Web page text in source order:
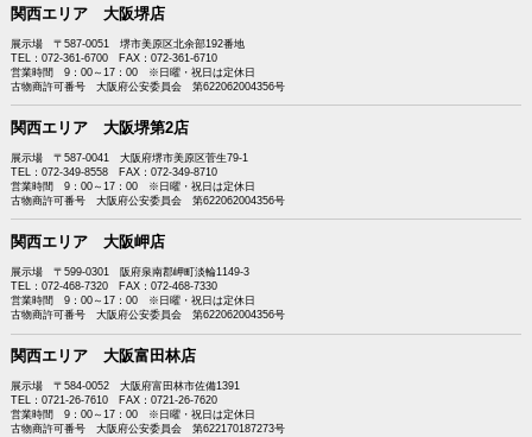
関西エリア 大阪堺店
展示場 〒587-0051 堺市美原区北余部192番地
TEL：072-361-6700 FAX：072-361-6710
営業時間 9：00～17：00 ※日曜・祝日は定休日
古物商許可番号 大阪府公安委員会 第622062004356号
関西エリア 大阪堺第2店
展示場 〒587-0041 大阪府堺市美原区菅生79-1
TEL：072-349-8558 FAX：072-349-8710
営業時間 9：00～17：00 ※日曜・祝日は定休日
古物商許可番号 大阪府公安委員会 第622062004356号
関西エリア 大阪岬店
展示場 〒599-0301 阪府泉南郡岬町淡輪1149-3
TEL：072-468-7320 FAX：072-468-7330
営業時間 9：00～17：00 ※日曜・祝日は定休日
古物商許可番号 大阪府公安委員会 第622062004356号
関西エリア 大阪富田林店
展示場 〒584-0052 大阪府富田林市佐備1391
TEL：0721-26-7610 FAX：0721-26-7620
営業時間 9：00～17：00 ※日曜・祝日は定休日
古物商許可番号 大阪府公安委員会 第622170187273号